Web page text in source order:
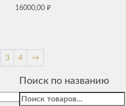
16000,00₽
3 4 →
Поиск по названию
Найти: